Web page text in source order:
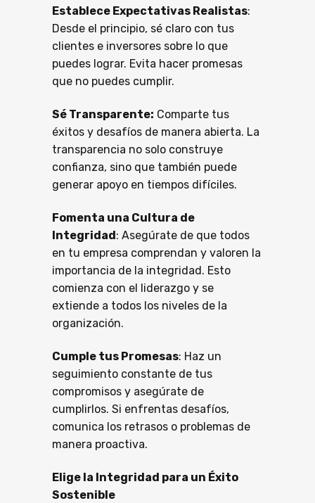
Establece Expectativas Realistas:
Desde el principio, sé claro con tus
clientes e inversores sobre lo que
puedes lograr. Evita hacer promesas
que no puedes cumplir.
Sé Transparente: Comparte tus
éxitos y desafíos de manera abierta. La
transparencia no solo construye
confianza, sino que también puede
generar apoyo en tiempos difíciles.
Fomenta una Cultura de
Integridad: Asegúrate de que todos
en tu empresa comprendan y valoren la
importancia de la integridad. Esto
comienza con el liderazgo y se
extiende a todos los niveles de la
organización.
Cumple tus Promesas: Haz un
seguimiento constante de tus
compromisos y asegúrate de
cumplirlos. Si enfrentas desafíos,
comunica los retrasos o problemas de
manera proactiva.
Elige la Integridad para un Éxito
Sostenible